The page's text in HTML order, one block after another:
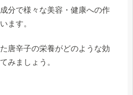
分で様々な美容・健康への作
ます。
唐辛子の栄養がどのような効
みましょう。